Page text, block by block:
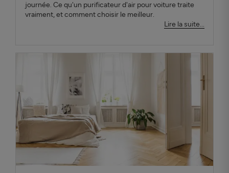
journée. Ce qu'un purificateur d'air pour voiture traite
vraiment, et comment choisir le meilleur.
Lire la suite...